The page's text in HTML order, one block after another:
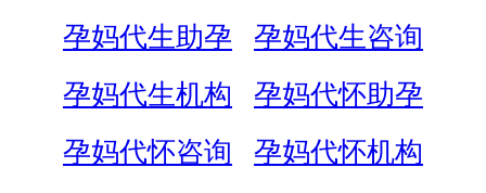
孕妈代生助孕
孕妈代生咨询
孕妈代生机构
孕妈代怀助孕
孕妈代怀咨询
孕妈代怀机构